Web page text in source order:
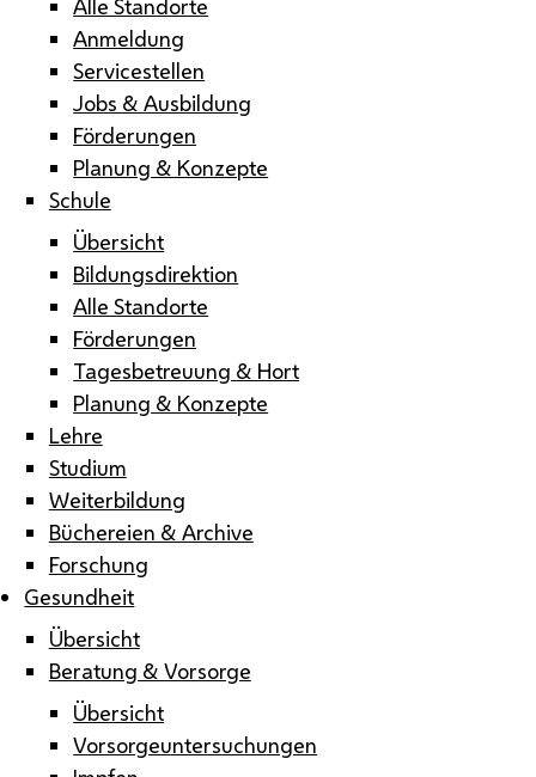
Anmeldung
Servicestellen
Jobs & Ausbildung
Förderungen
Planung & Konzepte
Schule
Übersicht
Bildungsdirektion
Alle Standorte
Förderungen
Tagesbetreuung & Hort
Planung & Konzepte
Lehre
Studium
Weiterbildung
Büchereien & Archive
Forschung
Gesundheit
Übersicht
Beratung & Vorsorge
Übersicht
Vorsorgeuntersuchungen